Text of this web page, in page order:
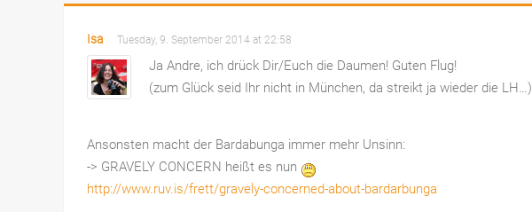
Isa Tuesday, 9. September 2014 at 22:58
Ja Andre, ich drück Dir/Euch die Daumen! Guten Flug!
(zum Glück seid Ihr nicht in München, da streikt ja wieder die LH…)
Ansonsten macht der Bardabunga immer mehr Unsinn:
-> GRAVELY CONCERN heißt es nun
http://www.ruv.is/frett/gravely-concerned-about-bardarbunga